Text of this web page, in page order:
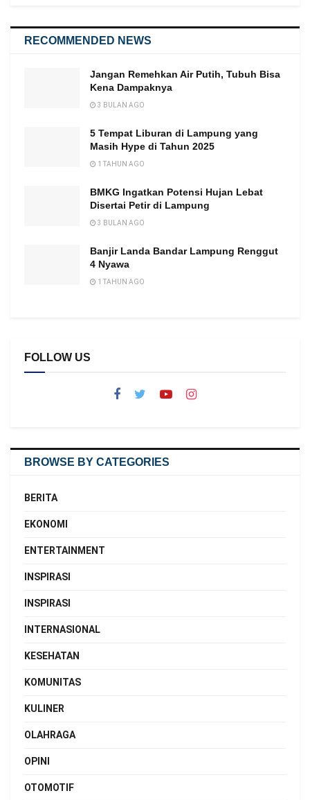
RECOMMENDED NEWS
Jangan Remehkan Air Putih, Tubuh Bisa
Kena Dampaknya
3 BULAN AGO
5 Tempat Liburan di Lampung yang
Masih Hype di Tahun 2025
1 TAHUN AGO
BMKG Ingatkan Potensi Hujan Lebat
Disertai Petir di Lampung
3 BULAN AGO
Banjir Landa Bandar Lampung Renggut
4 Nyawa
1 TAHUN AGO
FOLLOW US
BROWSE BY CATEGORIES
BERITA
EKONOMI
ENTERTAINMENT
INSPIRASI
INSPIRASI
INTERNASIONAL
KESEHATAN
KOMUNITAS
KULINER
OLAHRAGA
OPINI
OTOMOTIF